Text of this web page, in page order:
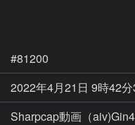
#81200
2022年4月21日 9時42
Sharpcap動画（